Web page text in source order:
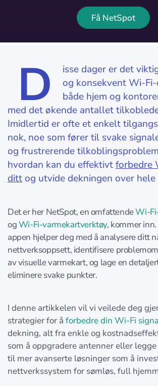
Få NetSpot
D
isse dager er det
og konsekvent Wi-
både hjem og
med det økende antallet
Imidlertid er ofte et enkelt
nok, noe som fører til svake
og frustrerende
hvordan kan du effektivtforbedre
ditt og utvide dekningen over
Det er her NetSpot, en omfattendeWi-
ogWi-Fi-varmekartverktøy, kommer
appen hjelper deg med å analysere ditt
nettverksoppsett, identifisere
av visuelle varmekart, og lage en
eliminere svake punkter.
I denne artikkelen vil vi veilede deg
strategier for å forbedre din Wi-Fi
dekning, alt fra enkle og
som å oppgradere antenner eller
til mer avanserte løsninger som å
nettverkssystem for sømløs, full